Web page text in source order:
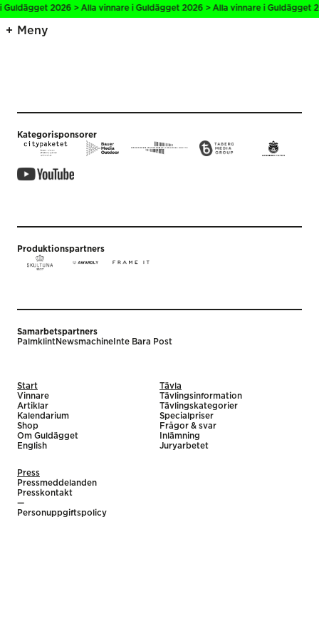
2026 > Alla vinnare i Guldägget 2026 > Alla vinnare i
Meny
Kategorisponsorer
Produktionspartners
Samarbetspartners
PalmklintNewsmachine Inte Bara Post
Start
Vinnare
Artiklar
Kalendarium
Shop
Om Guldägget
English
Tävla
Tävlingsinformation
Tävlingskategorier
Specialpriser
Frågor & svar
Inlämning
Juryarbetet
Press
Pressmeddelanden
Presskontakt
—
Personuppgiftspolicy